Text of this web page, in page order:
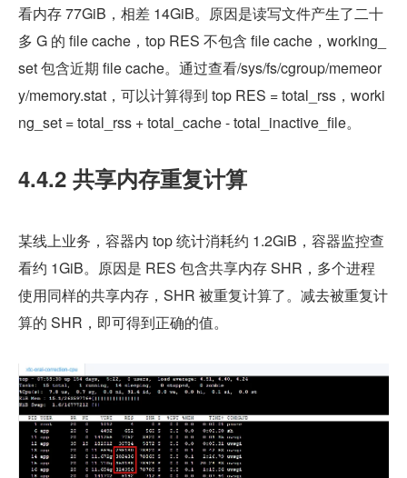
看内存 77GiB，相差 14GiB。原因是读写文件产生了二十
多 G 的 file cache，top RES 不包含 file cache，working_
set 包含近期 file cache。通过查看/sys/fs/cgroup/memeor
y/memory.stat，可以计算得到 top RES = total_rss，worki
ng_set = total_rss + total_cache - total_inactive_file。
4.4.2 共享内存重复计算
某线上业务，容器内 top 统计消耗约 1.2GiB，容器监控查
看约 1GiB。原因是 RES 包含共享内存 SHR，多个进程
使用同样的共享内存，SHR 被重复计算了。减去被重复计
算的 SHR，即可得到正确的值。